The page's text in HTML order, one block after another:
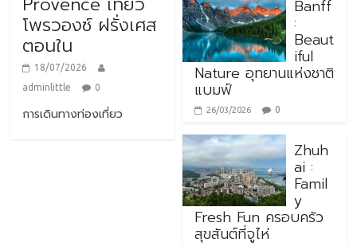
โพรวองซ์ ฝรั่งเศส
ตอนใน
18/07/2026
adminlittle
0
การเดินทางท่องเที่ยว
Banff
:
Beaut
iful
Nature อุทยานแห่งชาติ
แบมฟ์
26/03/2026 0
Zhuh
ai :
Famil
y
Fresh Fun ครอบครัว
สุขสันต์ที่จูไห่